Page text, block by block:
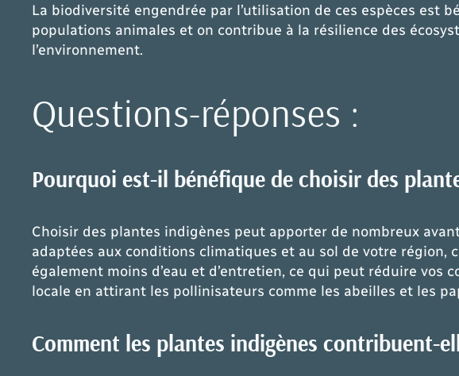
La biodiversité engendrée par l’utilisation de ces espèces est
populations animales et on contribue à la résilience des
l’environnement.
Questions-réponses :
Pourquoi est-il bénéfique de choisir des
Choisir des plantes indigènes peut apporter de nombreux
adaptées aux conditions climatiques et au sol de votre région,
également moins d’eau et d’entretien, ce qui peut réduire
locale en attirant les pollinisateurs comme les abeilles et les
Comment les plantes indigènes contribuent-